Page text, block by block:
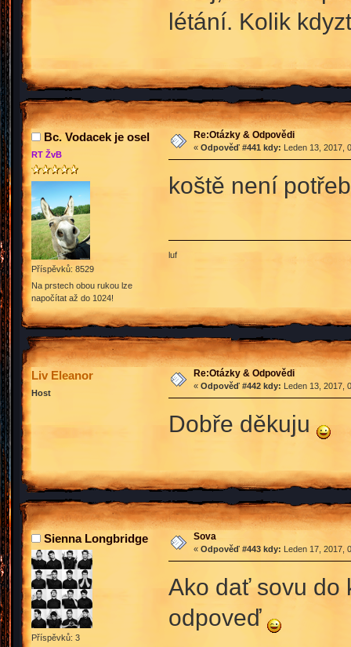
létání. Kolik
Bc. Vodacek je osel
RT ŽvB
Příspěvků: 8529
Na prstech obou rukou lze
napočítat až do 1024!
Re:Otázky & Odpovědi
« Odpověď #441 kdy: Leden 13, 2017,
koště není
luf
Liv Eleanor
Host
Re:Otázky & Odpovědi
« Odpověď #442 kdy: Leden 13, 2017,
Dobře děkuju
Sienna Longbridge
Příspěvků: 3
Sova
« Odpověď #443 kdy: Leden 17, 2017,
Ako dať sovu do
odpoveď